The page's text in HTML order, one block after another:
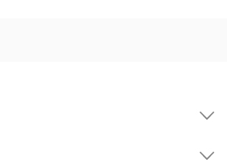
trazendo praticidade e sabor
proteínas, ferro e vitaminas do